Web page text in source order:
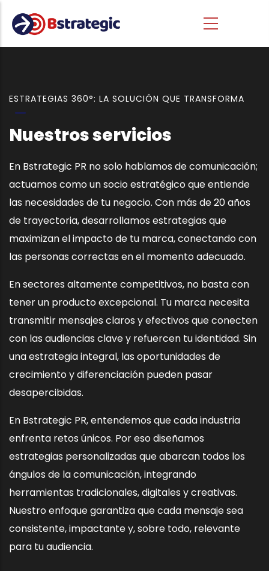
ESTRATEGIAS 360°: LA SOLUCIÓN QUE TRANSFORMA
Nuestros servicios
En Bstrategic PR no solo hablamos de comunicación;
actuamos como un socio estratégico que entiende
las necesidades de tu negocio. Con más de 20 años
de trayectoria, desarrollamos estrategias que
maximizan el impacto de tu marca, conectando con
las personas correctas en el momento adecuado.
En sectores altamente competitivos, no basta con
tener un producto excepcional. Tu marca necesita
transmitir mensajes claros y efectivos que conecten
con las audiencias clave y refuercen tu identidad. Sin
una estrategia integral, las oportunidades de
crecimiento y diferenciación pueden pasar
desapercibidas.
En Bstrategic PR, entendemos que cada industria
enfrenta retos únicos. Por eso diseñamos
estrategias personalizadas que abarcan todos los
ángulos de la comunicación, integrando
herramientas tradicionales, digitales y creativas.
Nuestro enfoque garantiza que cada mensaje sea
consistente, impactante y, sobre todo, relevante
para tu audiencia.